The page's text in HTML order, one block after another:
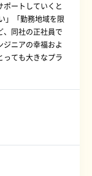
ポートしていくと
」「勤務地域を限
、同社の正社員で
ジニアの幸福およ
っても大きなプラ